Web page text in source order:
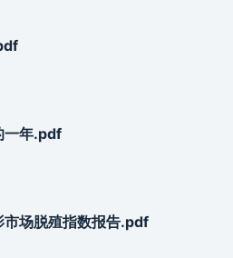
一年.pdf
场脱殖指数报告.pdf